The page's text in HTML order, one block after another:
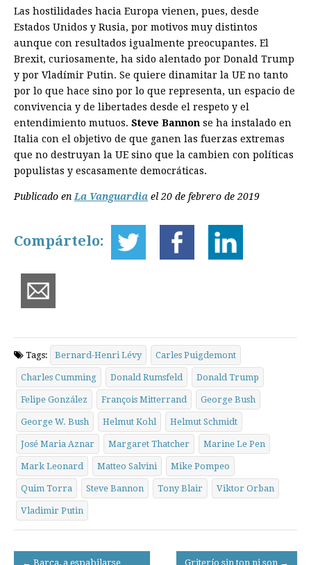
Las hostilidades hacia Europa vienen, pues, desde
Estados Unidos y Rusia, por motivos muy distintos
aunque con resultados igualmente preocupantes. El
Brexit, curiosamente, ha sido alentado por Donald Trump
y por Vladímir Putin. Se quiere dinamitar la UE no tanto
por lo que hace sino por lo que representa, un espacio de
convivencia y de libertades desde el respeto y el
entendimiento mutuos. Steve Bannon se ha instalado en
Italia con el objetivo de que ganen las fuerzas extremas
que no destruyan la UE sino que la cambien con políticas
populistas y escasamente democráticas.
Publicado en La Vanguardia el 20 de febrero de 2019
Compártelo:
Tags: Bernard-Henri Lévy Carles Puigdemont
Charles Cumming Donald Rumsfeld Donald Trump
Felipe González François Mitterrand George Bush
George W. Bush Helmut Kohl Helmut Schmidt
José Maria Aznar Margaret Thatcher Marine Le Pen
Mark Leonard Matteo Salvini Mike Pompeo
Quim Torra Steve Bannon Tony Blair Viktor Orban
Vladimir Putin
Post
← Barça, a espabilarse
Griterío sin ton ni son →